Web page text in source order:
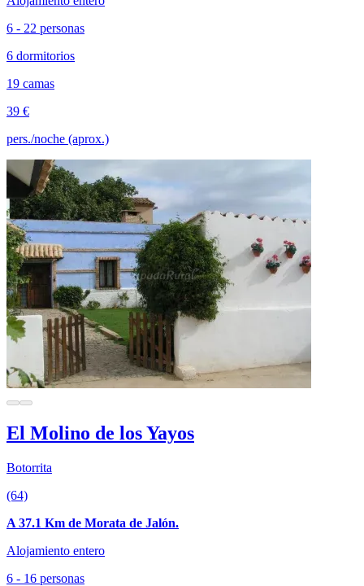
6 - 22 personas
6 dormitorios
19 camas
39 €
pers./noche (aprox.)
El Molino de los Yayos
Botorrita
(64)
A 37.1 Km de Morata de Jalón.
Alojamiento entero
6 - 16 personas